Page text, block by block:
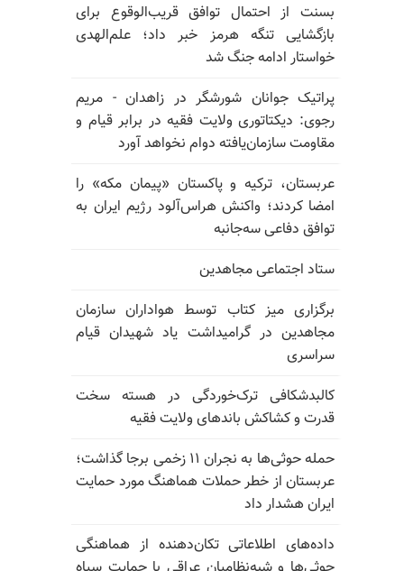
بسنت از احتمال توافق قریب‌الوقوع برای
بازگشایی تنگه هرمز خبر داد؛ علم‌الهدی
خواستار ادامه جنگ شد
پراتیک جوانان شورشگر در زاهدان - مریم
رجوی: دیکتاتوری ولایت فقیه در برابر قیام و
مقاومت سازمان‌یافته دوام نخواهد آورد
عربستان، ترکیه و پاکستان «پیمان مکه» را
امضا کردند؛ واکنش هراس‌آلود رژیم ایران به
توافق دفاعی سه‌جانبه
ستاد اجتماعی مجاهدین
برگزاری میز کتاب توسط هواداران سازمان
مجاهدین در گرامیداشت یاد شهیدان قیام
سراسری
کالبدشکافی ترک‌خوردگی در هسته سخت
قدرت و کشاکش باندهای ولایت فقیه
حمله حوثی‌ها به نجران ۱۱ زخمی برجا گذاشت؛
عربستان از خطر حملات هماهنگ مورد حمایت
ایران هشدار داد
داده‌های اطلاعاتی تکان‌دهنده از هماهنگی